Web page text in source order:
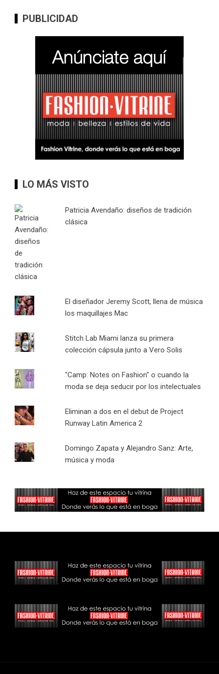
PUBLICIDAD
LO MÁS VISTO
Patricia Avendaño: diseños de tradición
clásica
El diseñador Jeremy Scott, llena de música
los maquillajes Mac
Stitch Lab Miami lanza su primera
colección cápsula junto a Vero Solis
"Camp: Notes on Fashion" o cuando la
moda se deja seducir por los intelectuales
Eliminan a dos en el debut de Project
Runway Latin America 2
Domingo Zapata y Alejandro Sanz: Arte,
música y moda